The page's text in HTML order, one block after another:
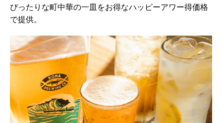
ぴったりな町中華の一皿をお得なハッピーアワー得価格
で提供。